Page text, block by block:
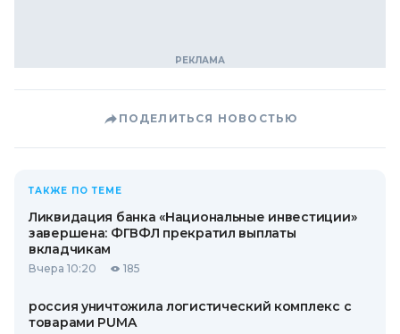
ПОДЕЛИТЬСЯ НОВОСТЬЮ
ТАКЖЕ ПО ТЕМЕ
Ликвидация банка «Национальные инвестиции»
завершена: ФГВФЛ прекратил выплаты
вкладчикам
Вчера 10:20 185
россия уничтожила логистический комплекс с
товарами PUMA